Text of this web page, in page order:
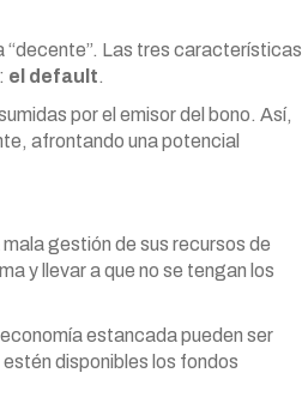
“decente”. Las tres características
el default.
por el emisor del bono. Así,
afrontando una potencial
gestión de sus recursos de
y llevar a que no se tengan los
estancada pueden ser
disponibles los fondos